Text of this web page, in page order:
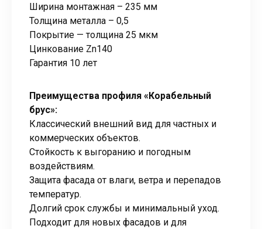
Ширина монтажная – 235 мм
Толщина металла – 0,5
Покрытие — толщина 25 мкм
Цинкование Zn140
Гарантия 10 лет
Преимущества профиля «Корабельный
брус»:
Классический внешний вид для частных и
коммерческих объектов.
Стойкость к выгоранию и погодным
воздействиям.
Защита фасада от влаги, ветра и перепадов
температур.
Долгий срок службы и минимальный уход.
Подходит для новых фасадов и для